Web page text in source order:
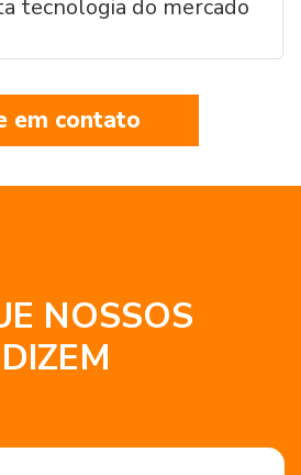
tecnologia do mercado
em contato
NOSSOS